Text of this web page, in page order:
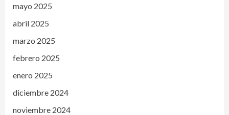
mayo 2025
abril 2025
marzo 2025
febrero 2025
enero 2025
diciembre 2024
noviembre 2024